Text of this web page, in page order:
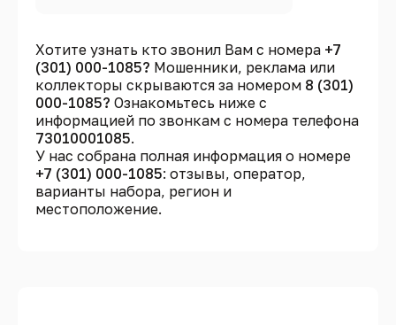
Хотите узнать кто звонил Вам с номера +7
(301) 000-1085? Мошенники, реклама или
коллекторы скрываются за номером 8 (301)
000-1085? Ознакомьтесь ниже с
информацией по звонкам с номера телефона
73010001085.
У нас собрана полная информация о номере
+7 (301) 000-1085: отзывы, оператор,
варианты набора, регион и
местоположение.